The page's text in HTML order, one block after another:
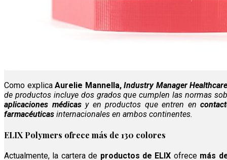
Como explicaAurelie Mannella,Industry Manager
de productos incluye dos grados que cumplen las normas
aplicaciones médicasy en productos que entren en
farmacéuticas internacionales en ambos continentes.
ELIX Polymers ofrece más de 130 colores
Actualmente, la cartera de productos de ELIX ofrecemás